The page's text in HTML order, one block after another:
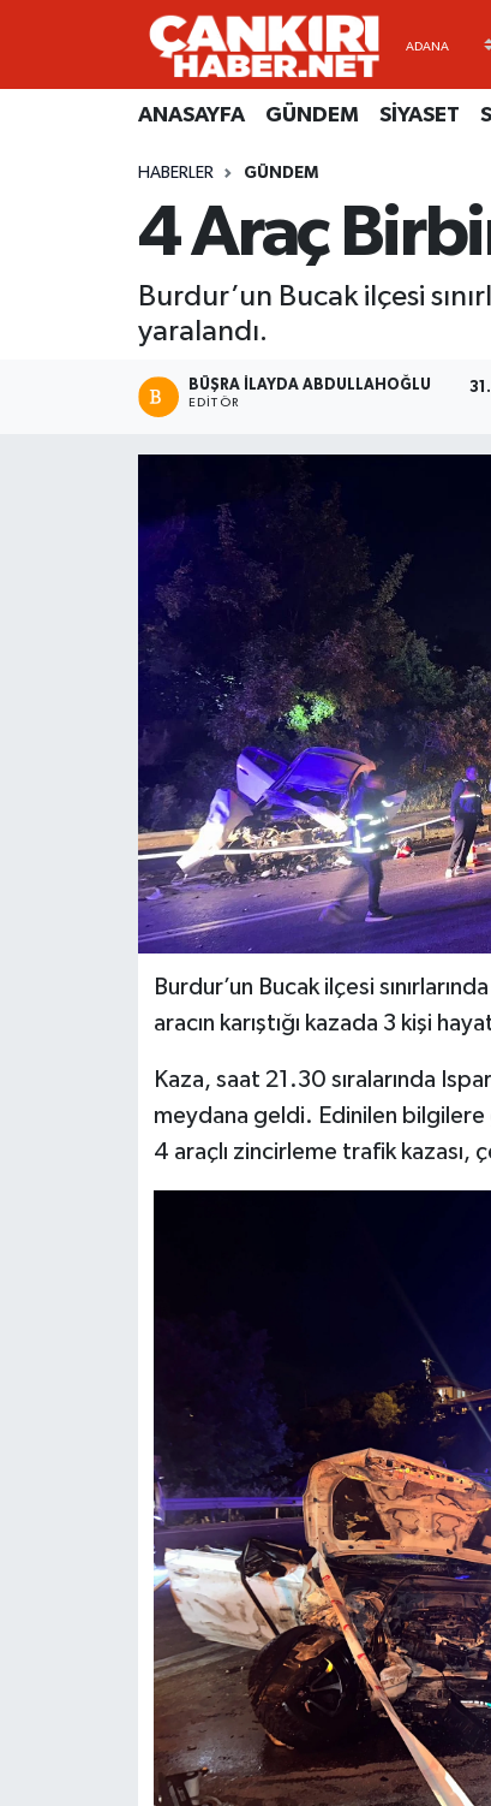
ANASAYFA GÜNDEM SİYASET
HABERLER GÜNDEM
4 Araç
Burdur’un Bucak ilçesi
yaralandı.
BÜŞRA İLAYDA ABDULLAHOĞLU
EDITÖR
Burdur’un Bucak ilçesi
aracın karıştığı kazada 3 kişi
Kaza, saat 21.30 sıralarında
meydana geldi. Edinilen
4 araçlı zincirleme trafik kazası,
ANASAYFA
EKONOMİ
EĞİTİM
RESMİ İLANLAR
Künye
Gizlilik Sözleşmesi
EKONOMİ
GÜNDEM
kimdir-nedir-nasil
KÜLTÜR SANAT
MAGAZİN
SİYASET
TEKNOLOJİ
VİZYONDAKİLER
Merkez Hava Durumu
Süper Lig Puan Durumu ve Fikstür
Son Dakika Haberleri
Haber Arşivi